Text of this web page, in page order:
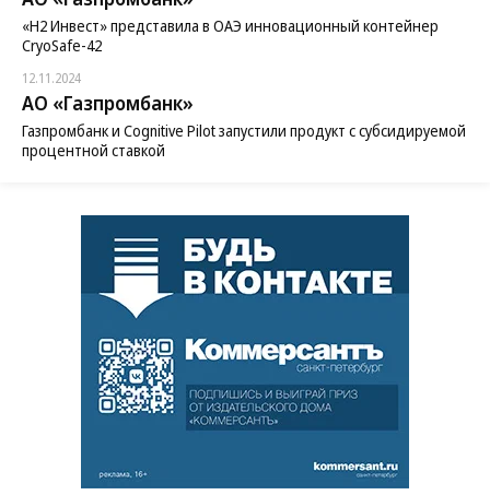
«H2 Инвест» представила в ОАЭ инновационный контейнер
CryoSafe-42
12.11.2024
АО «Газпромбанк»
Газпромбанк и Cognitive Pilot запустили продукт с субсидируемой
процентной ставкой